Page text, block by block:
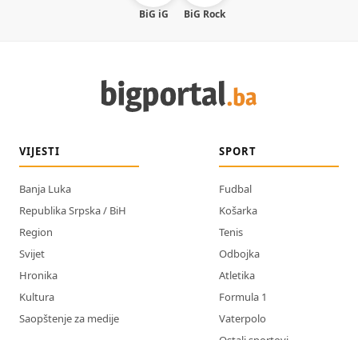
BiG iG BiG Rock
VIJESTI
Banja Luka
Republika Srpska / BiH
Region
Svijet
Hronika
Kultura
Saopštenje za medije
SPORT
Fudbal
Košarka
Tenis
Odbojka
Atletika
Formula 1
Vaterpolo